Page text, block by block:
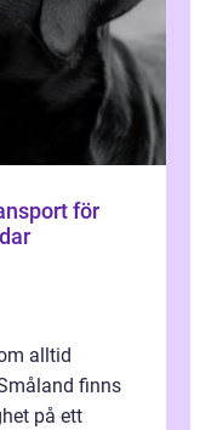
alltid
finns
på ett